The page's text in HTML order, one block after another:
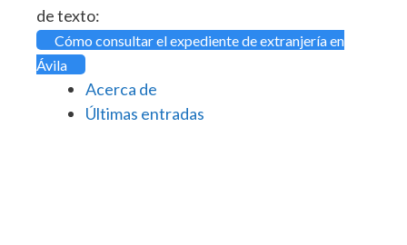
de texto:
Cómo consultar el expediente de extranjería en
Ávila
Acerca de
Últimas entradas